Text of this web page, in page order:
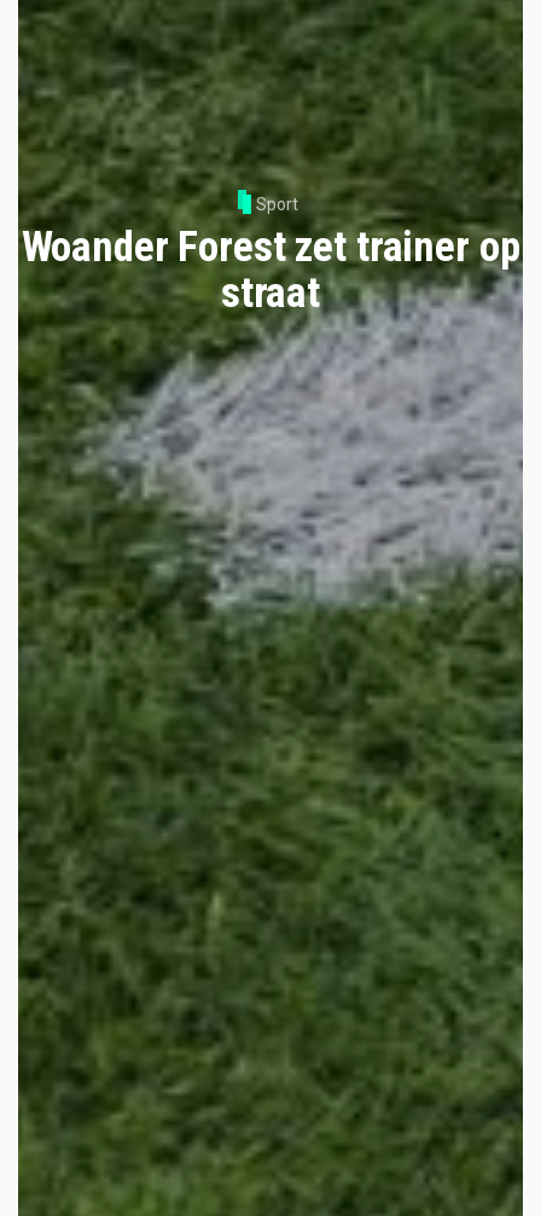
Sport
Woander Forest zet trainer op
straat